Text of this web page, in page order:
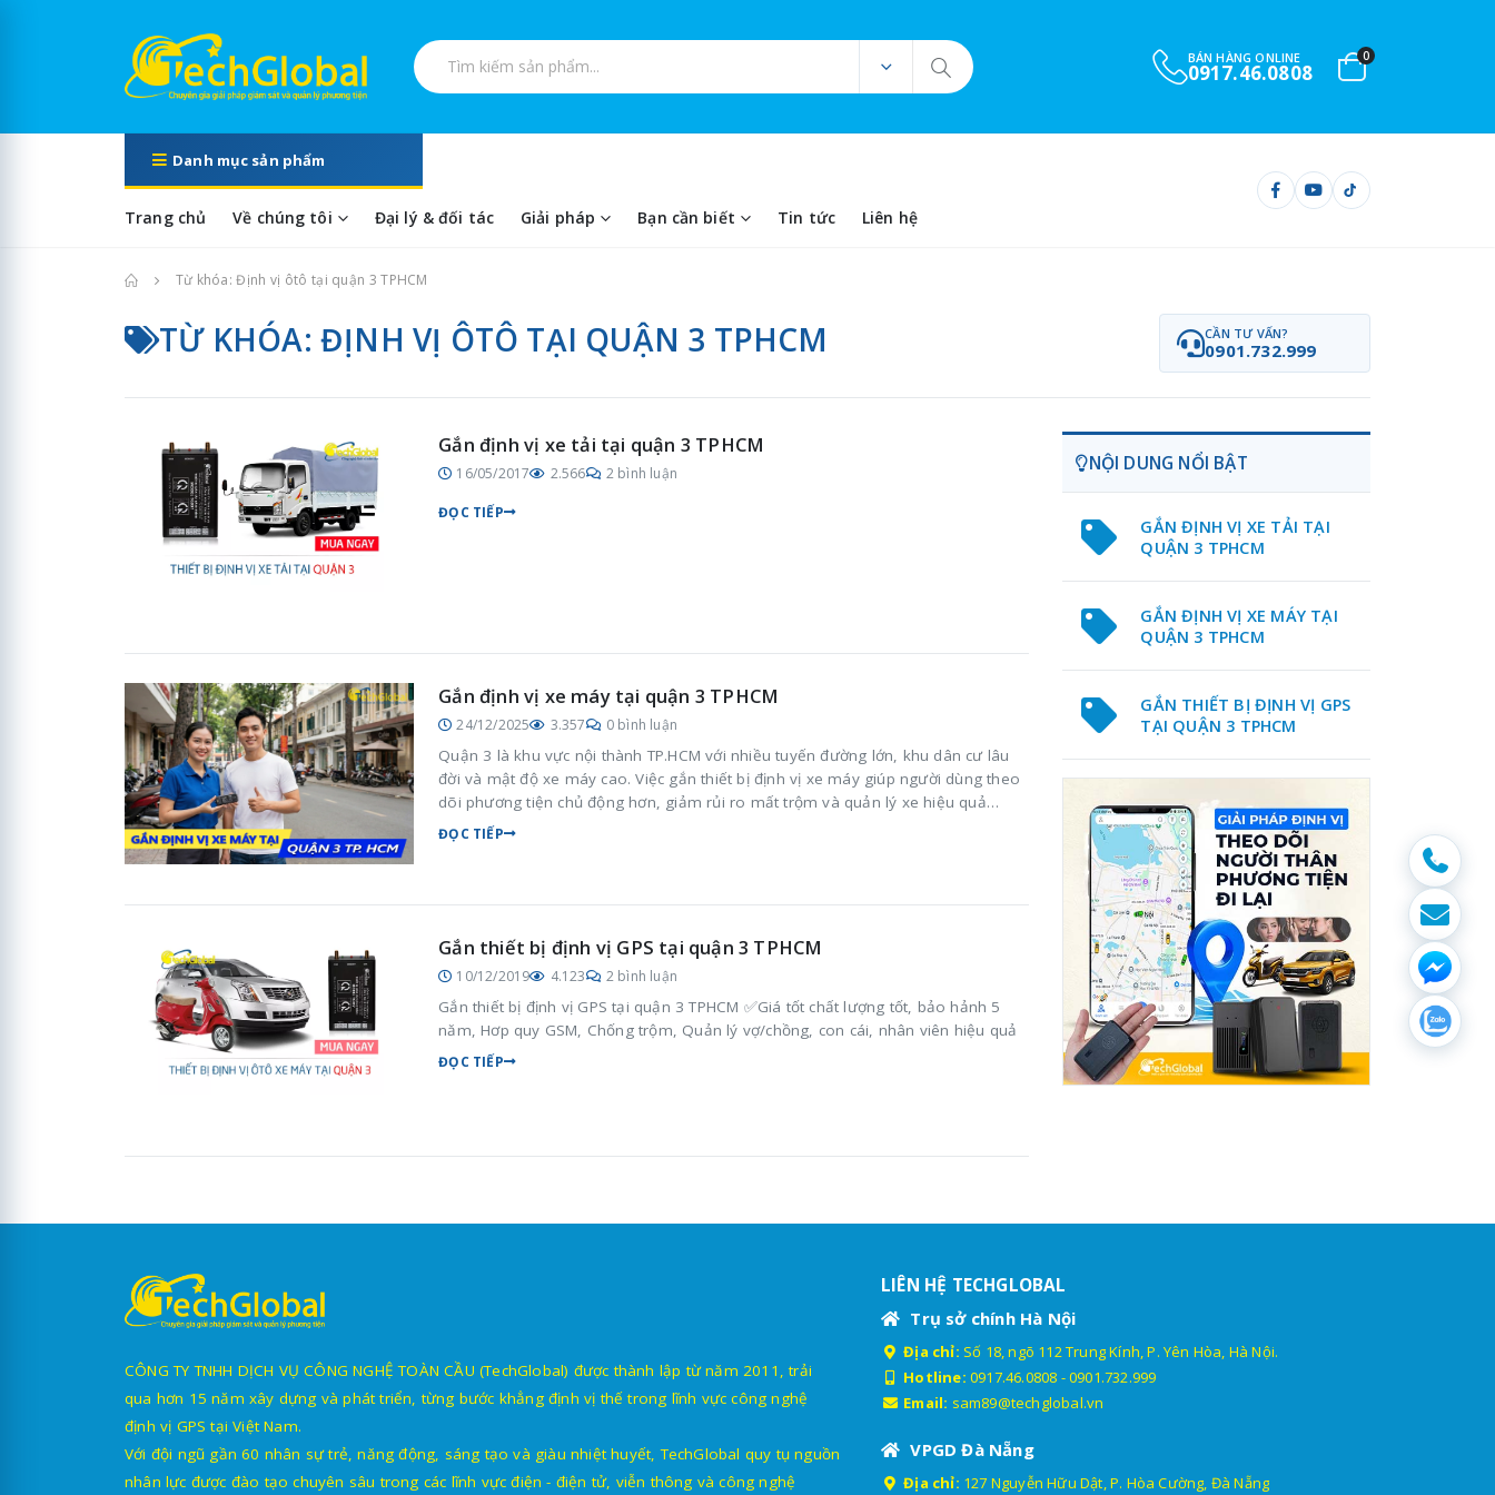
Tìm kiếm sản phẩm
BÁN HÀNG ONLINE
0917.46.0808
0
Danh mục sản phẩm
Trang chủ Về chúng tôi Đại lý & đối tác Giải pháp Bạn cần biết Tin tức Liên hệ
Trang chủTừ khóa: Định vị ôtô tại quận 3 TPHCM
TỪ KHÓA: ĐỊNH VỊ ÔTÔ TẠI QUẬN 3 TPHCM CẦN TƯ VẤN?
0901.732.999
Gắn định vị xe tải tại quận 3 TPHCM
16/05/2017 2.566 2 bình luận
ĐỌC TIẾP
Gắn định vị xe máy tại quận 3 TPHCM
24/12/2025 3.357 0 bình luận
Quận 3 là khu vực nội thành TP.HCM với nhiều tuyến đường lớn, khu dân cư lâu
đời và mật độ xe máy cao. Việc gắn thiết bị định vị xe máy giúp người dùng theo
dõi phương tiện chủ động hơn, giảm rủi ro mất trộm và quản lý xe hiệu quả
trong sinh hoạt và công việc hằng ngày.
ĐỌC TIẾP
Gắn thiết bị định vị GPS tại quận 3 TPHCM
10/12/2019 4.123 2 bình luận
Gắn thiết bị định vị GPS tại quận 3 TPHCM ✅Giá tốt chất lượng tốt, bảo hảnh 5
năm, Hơp quy GSM, Chống trộm, Quản lý vợ/chồng, con cái, nhân viên hiệu quả
ĐỌC TIẾP
NỘI DUNG NỔI BẬT
GẮN ĐỊNH VỊ XE TẢI TẠI
QUẬN 3 TPHCM
GẮN ĐỊNH VỊ XE MÁY TẠI
QUẬN 3 TPHCM
GẮN THIẾT BỊ ĐỊNH VỊ GPS
TẠI QUẬN 3 TPHCM
CÔNG TY TNHH DỊCH VỤ CÔNG NGHỆ TOÀN CẦU (TechGlobal) được thành lập từ năm 2011, trải
qua hơn 15 năm xây dựng và phát triển, từng bước khẳng định vị thế trong lĩnh vực công nghệ
định vị GPS tại Việt Nam.
Với đội ngũ gần 60 nhân sự trẻ, năng động, sáng tạo và giàu nhiệt huyết, TechGlobal quy tụ nguồn
nhân lực được đào tạo chuyên sâu trong các lĩnh vực điện - điện tử, viễn thông và công nghệ
LIÊN HỆ TECHGLOBAL
Trụ sở chính Hà Nội
Địa chỉ: Số 18, ngõ 112 Trung Kính, P. Yên Hòa, Hà Nội.
Hotline: 0917.46.0808 -0901.732.999
Email: sam89@techglobal.vn
VPGD Đà Nẵng
Địa chỉ: 127 Nguyễn Hữu Dật, P. Hòa Cường, Đà Nẵng